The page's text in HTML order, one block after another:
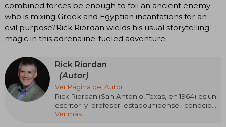
combined forces be enough to foil an ancient enemy
who is mixing Greek and Egyptian incantations for an
evil purpose?Rick Riordan wields his usual storytelling
magic in this adrenaline-fueled adventure.
Rick Riordan
(Autor)
Ver Página del Autor
Rick Riordan (San Antonio, Texas, en 1964) es un
escritor y profesor estadounidense, conocido
por su serie de novelas juveniles que combinan
Ver más